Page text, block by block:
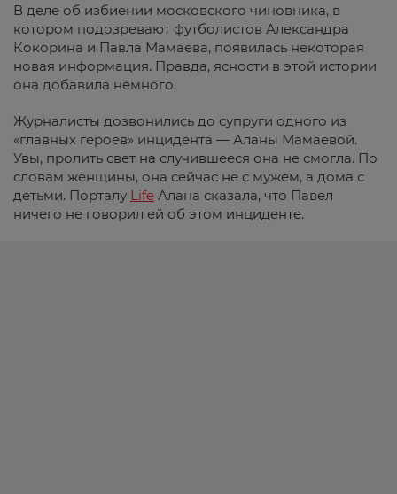
В деле об избиении московского чиновника, в
котором подозревают футболистов Александра
Кокорина и Павла Мамаева, появилась некоторая
новая информация. Правда, ясности в этой истории
она добавила немного.
Журналисты дозвонились до супруги одного из
«главных героев» инцидента — Аланы Мамаевой.
Увы, пролить свет на случившееся она не смогла. По
словам женщины, она сейчас не с мужем, а дома с
детьми. Порталу Life Алана сказала, что Павел
ничего не говорил ей об этом инциденте.